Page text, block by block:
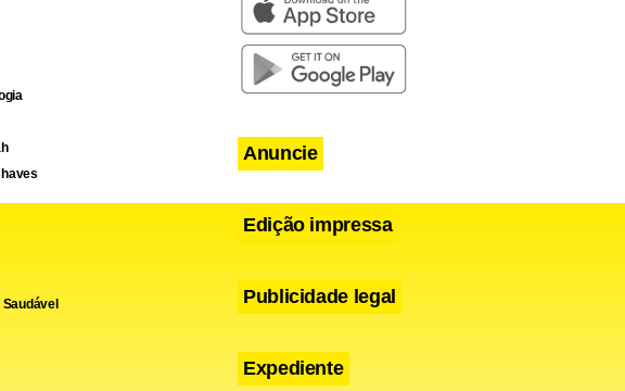
Saudável
Anuncie
Edição impressa
Publicidade legal
Expediente